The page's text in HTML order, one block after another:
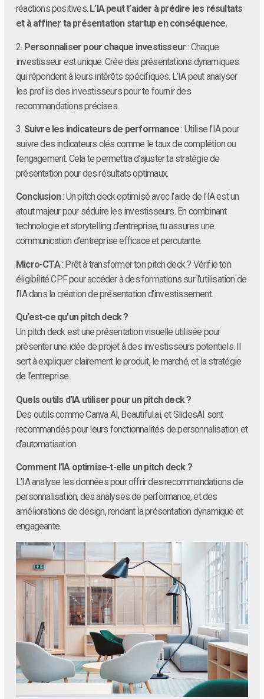
réactions positives. L’IA peut t’aider à prédire les résultats
et à affiner ta présentation startup en conséquence.
2. Personnaliser pour chaque investisseur: Chaque
investisseur est unique. Crée des présentations dynamiques
qui répondent à leurs intérêts spécifiques. L’IA peut analyser
les profils des investisseurs pour te fournir des
recommandations précises.
3. Suivre les indicateurs de performance: Utilise l’IA pour
suivre des indicateurs clés comme le taux de complétion ou
l’engagement. Cela te permettra d’ajuster ta stratégie de
présentation pour des résultats optimaux.
Conclusion: Un pitch deck optimisé avec l’aide de l’IA est un
atout majeur pour séduire les investisseurs. En combinant
technologie et storytelling d’entreprise, tu assures une
communication d’entreprise efficace et percutante.
Micro-CTA: Prêt à transformer ton pitch deck ? Vérifie ton
éligibilité CPF pour accéder à des formations sur l’utilisation de
l’IA dans la création de présentation d’investissement.
Qu’est-ce qu’un pitch deck ?
Un pitch deck est une présentation visuelle utilisée pour
présenter une idée de projet à des investisseurs potentiels. Il
sert à expliquer clairement le produit, le marché, et la stratégie
de l’entreprise.
Quels outils d’IA utiliser pour un pitch deck ?
Des outils comme Canva AI, Beautiful.ai, et SlidesAI sont
recommandés pour leurs fonctionnalités de personnalisation et
d’automatisation.
Comment l’IA optimise-t-elle un pitch deck ?
L’IA analyse les données pour offrir des recommandations de
personnalisation, des analyses de performance, et des
améliorations de design, rendant la présentation dynamique et
engageante.